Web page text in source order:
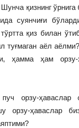
қизнинг ўрнига
суянчиғи
қиз билан
туғмаган аёл
ҳамма ҳам орзу-
орзу-ҳаваслар
орзу-ҳаваслар